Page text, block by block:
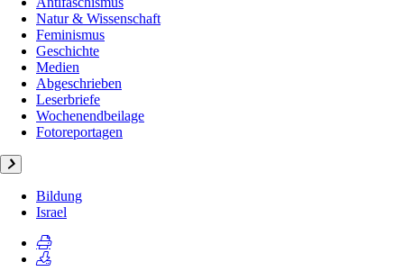
Natur & Wissenschaft
Feminismus
Geschichte
Medien
Abgeschrieben
Leserbriefe
Wochenendbeilage
Fotoreportagen
Bildung
Israel